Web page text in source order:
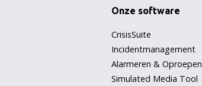
Onze software
CrisisSuite
Incidentmanagement
Alarmeren & Oproepen
Simulated Media Tool